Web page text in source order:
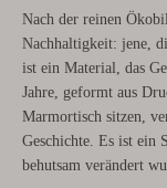
Nach der reinen
Nachhaltigkeit: jene,
ist ein Material, das
Jahre, geformt aus
Marmortisch sitzen,
Geschichte. Es ist ein
behutsam verändert